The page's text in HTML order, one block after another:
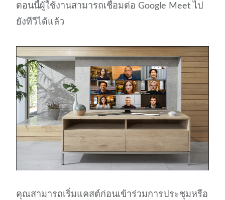
ตอนนี้ผู้ใช้งานสามารถเชื่อมต่อ Google Meet ไป
ยังทีวีได้แล้ว
คุณสามารถเริ่มแคสต์ก่อนเข้าร่วมการประชุมหรือ